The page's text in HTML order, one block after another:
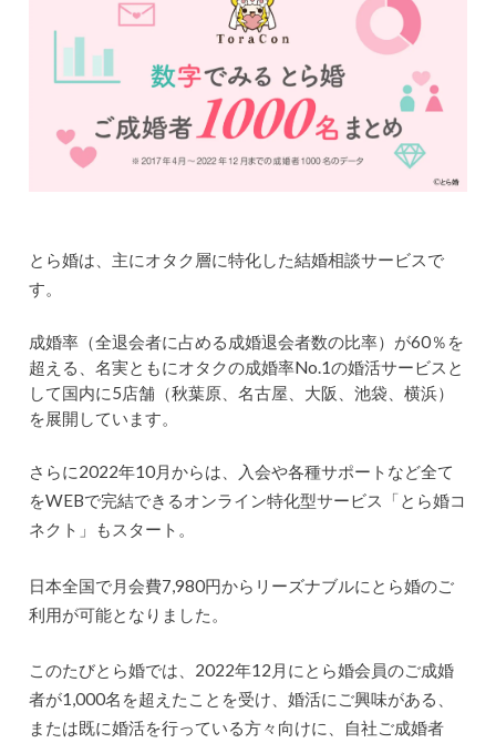
とら婚は、主にオタク層に特化した結婚相談サービスで
す。
成婚率（全退会者に占める成婚退会者数の比率）が60％を
超える、名実ともにオタクの成婚率No.1の婚活サービスと
して国内に5店舗（秋葉原、名古屋、大阪、池袋、横浜）
を展開しています。
さらに2022年10月からは、入会や各種サポートなど全て
をWEBで完結できるオンライン特化型サービス「とら婚コ
ネクト」もスタート。
日本全国で月会費7,980円からリーズナブルにとら婚のご
利用が可能となりました。
このたびとら婚では、2022年12月にとら婚会員のご成婚
者が1,000名を超えたことを受け、婚活にご興味がある、
または既に婚活を行っている方々向けに、自社ご成婚者